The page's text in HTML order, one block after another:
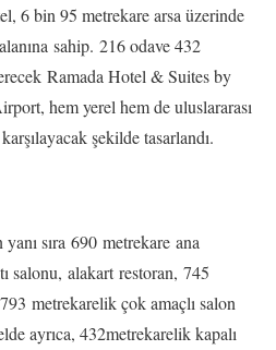
6 bin 95 metrekare arsa üzerinde
sahip. 216 odave 432
Ramada Hotel & Suites by
hem yerel hem de uluslararası
şekilde tasarlandı.
sıra 690 metrekare ana
salonu, alakart restoran, 745
metrekarelik çok amaçlı salon
ayrıca, 432metrekarelik kapalı